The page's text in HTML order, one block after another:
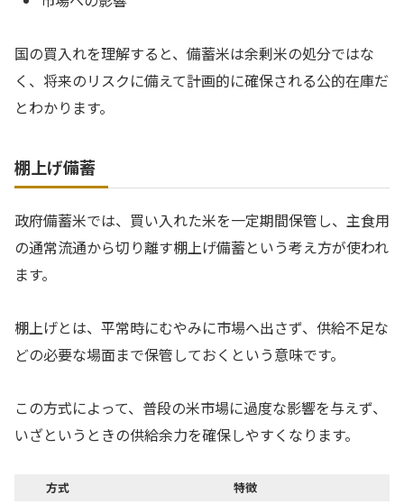
国の買入れを理解すると、備蓄米は余剰米の処分ではな
く、将来のリスクに備えて計画的に確保される公的在庫だ
とわかります。
棚上げ備蓄
政府備蓄米では、買い入れた米を一定期間保管し、主食用
の通常流通から切り離す棚上げ備蓄という考え方が使われ
ます。
棚上げとは、平常時にむやみに市場へ出さず、供給不足な
どの必要な場面まで保管しておくという意味です。
この方式によって、普段の米市場に過度な影響を与えず、
いざというときの供給余力を確保しやすくなります。
方式
特徴